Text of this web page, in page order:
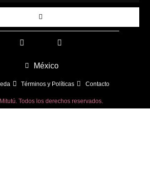
México
Términos y Políticas Contacto
Todos los derechos reservados.